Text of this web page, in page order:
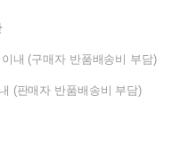
내 (구매자 반품배송비 부담)
(판매자 반품배송비 부담)